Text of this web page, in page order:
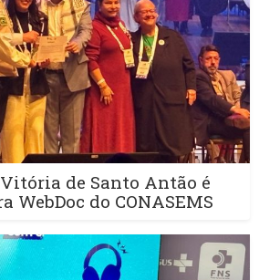
de Santo Antão é
WebDoc do CONASEMS